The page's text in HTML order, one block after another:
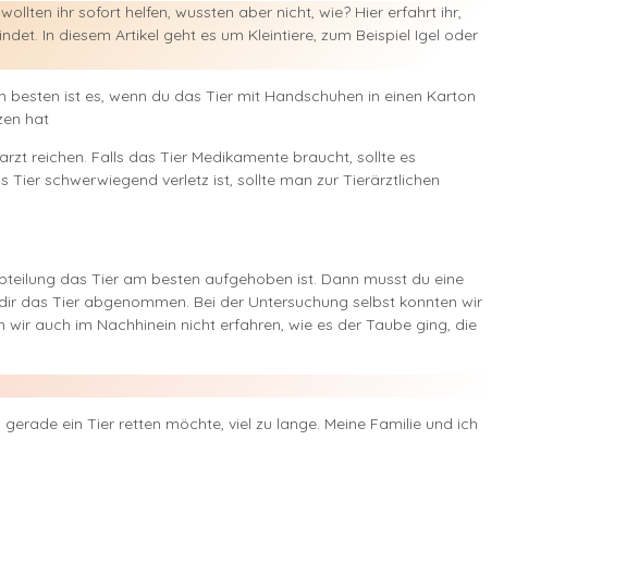
ihr sofort helfen, wussten aber nicht, wie? Hier erfahrt ihr,
In diesem Artikel geht es um Kleintiere, zum Beispiel Igel oder
besten ist es, wenn du das Tier mit Handschuhen in einen Karton
hat
reichen. Falls das Tier Medikamente braucht, sollte es
schwerwiegend verletz ist, sollte man zur Tierärztlichen
das Tier am besten aufgehoben ist. Dann musst du eine
das Tier abgenommen. Bei der Untersuchung selbst konnten wir
auch im Nachhinein nicht erfahren, wie es der Taube ging, die
ein Tier retten möchte, viel zu lange. Meine Familie und ich